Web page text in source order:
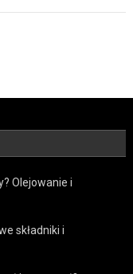
Olejowanie i
składniki i